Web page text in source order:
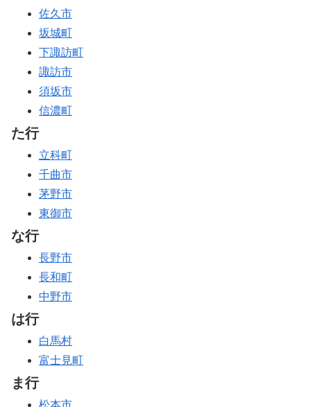
佐久市
坂城町
下諏訪町
諏訪市
須坂市
信濃町
た行
立科町
千曲市
茅野市
東御市
な行
長野市
長和町
中野市
は行
白馬村
富士見町
ま行
松本市